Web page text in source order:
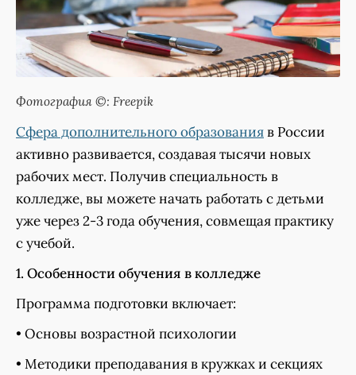
Фотография ©: Freepik
Сфера дополнительного образованияв России
активно развивается, создавая тысячи новых
рабочих мест. Получив специальность в
колледже, вы можете начать работать с детьми
уже через 2-3 года обучения, совмещая практику
с учебой.
1. Особенности обучения в колледже
Программа подготовки включает:
• Основы возрастной психологии
• Методики преподавания в кружках и секциях